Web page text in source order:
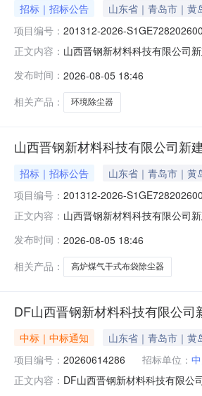
招标｜招标公告 山东省｜青岛市｜黄
项目编号： 201312-2026-
正文内容： 山西晋钢新材料科技有限公司
系方式:0532-68056037公示期
发布时间： 2026-08-05 18:46
相关产品：
环境除尘器
山西晋钢新材料科技有限公司新
招标｜招标公告 山东省｜青岛市｜黄
项目编号： 201312-2026-
正文内容： 山西晋钢新材料科技有限公司
计采购时间:2026-09-15联系人
发布时间： 2026-08-05 18:46
相关产品：
高炉煤气干式布袋除尘器
DF山西晋钢新材料科技有限公
中标｜中标通知 山东省｜青岛市｜黄
项目编号： 20260614286 招标单位：
正文内容： DF山西晋钢新材料科技有限公